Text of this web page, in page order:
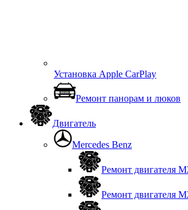
Установка Apple CarPlay
Ремонт панорам и люков
Двигатель
Mercedes Benz
Ремонт двигателя
Ремонт двигателя